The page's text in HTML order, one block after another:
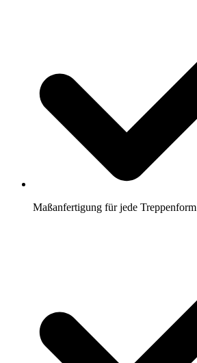
Maßanfertigung für jede Treppenform